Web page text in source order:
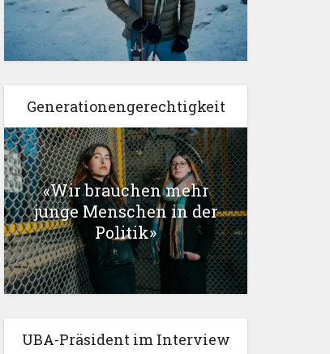
Generationengerechtigkeit
«Wir brauchen mehr
junge Menschen in der
Politik»
UBA-Präsident im Interview